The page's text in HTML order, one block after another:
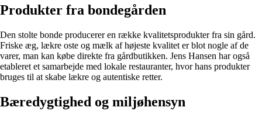
Produkter fra bondegården
Den stolte bonde producerer en række kvalitetsprodukter fra sin gård.
Friske æg, lækre oste og mælk af højeste kvalitet er blot nogle af de
varer, man kan købe direkte fra gårdbutikken. Jens Hansen har også
etableret et samarbejde med lokale restauranter, hvor hans produkter
bruges til at skabe lækre og autentiske retter.
Bæredygtighed og miljøhensyn